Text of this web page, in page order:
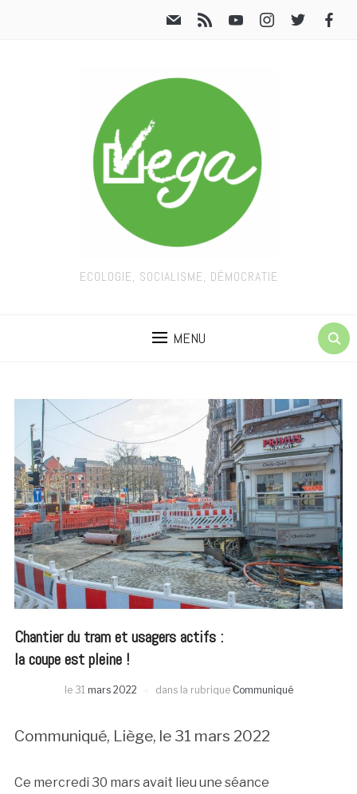
ECOLOGIE, SOCIALISME, DÉMOCRATIE
MENU
Chantier du tram et usagers actifs :
la coupe est pleine !
le 31 mars 2022 dans la rubrique Communiqué
Communiqué, Liège, le 31 mars 2022
Ce mercredi 30 mars avait lieu une séance